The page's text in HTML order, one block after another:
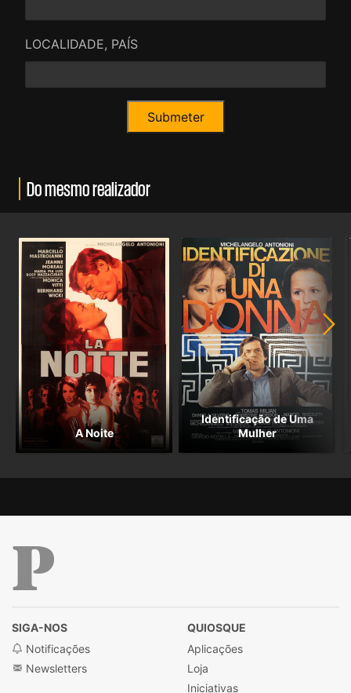
LOCALIDADE, PAÍS
Do mesmo realizador
A Noite
Identificação de Uma
Mulher
SIGA-NOS
Notificações
Newsletters
QUIOSQUE
Aplicações
Loja
Iniciativas